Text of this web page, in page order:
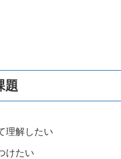
題
理解したい
けたい